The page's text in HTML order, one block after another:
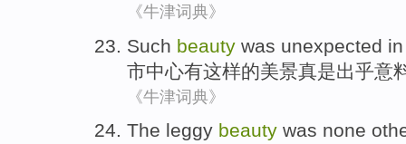
《牛津词典》
Such beauty was unexpected
市中心有这样的美景真是出乎意
《牛津词典》
The leggy beauty was none